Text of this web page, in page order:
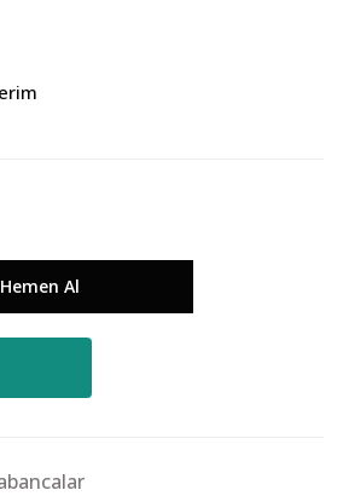
Hemen Al